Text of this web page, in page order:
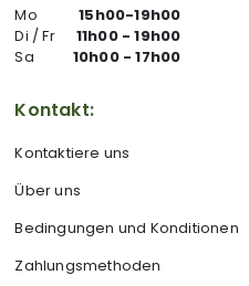
Mo
15h00-19h00
Di / Fr
11h00 - 19h00
Sa
10h00 - 17h00
Kontakt:
Kontaktiere uns
Über uns
Bedingungen und Konditionen
Zahlungsmethoden